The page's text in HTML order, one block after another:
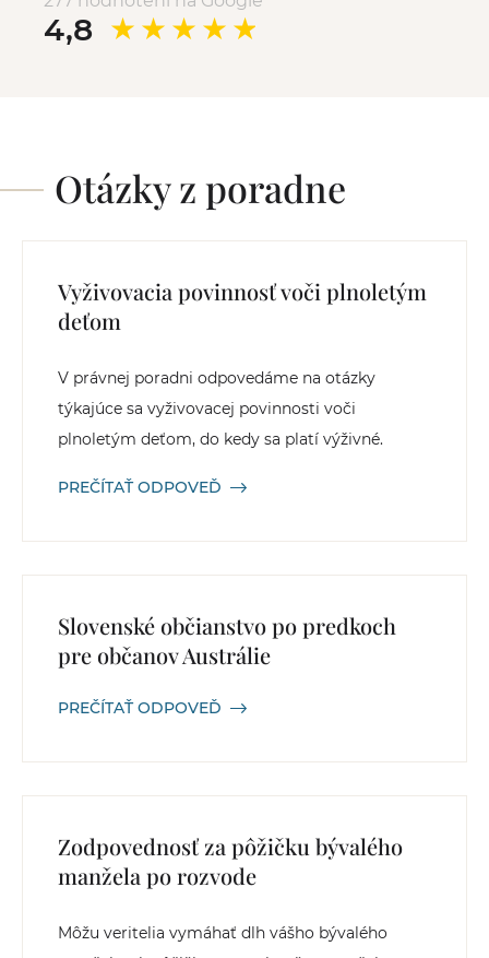
4,8
Otázky z poradne
Vyživovacia povinnosť voči plnoletým
deťom
V právnej poradni odpovedáme na otázky
týkajúce sa vyživovacej povinnosti voči
plnoletým deťom, do kedy sa platí výživné.
PREČÍTAŤ ODPOVEĎ
Slovenské občianstvo po predkoch
pre občanov Austrálie
PREČÍTAŤ ODPOVEĎ
Zodpovednosť za pôžičku bývalého
manžela po rozvode
Môžu veritelia vymáhať dlh vášho bývalého